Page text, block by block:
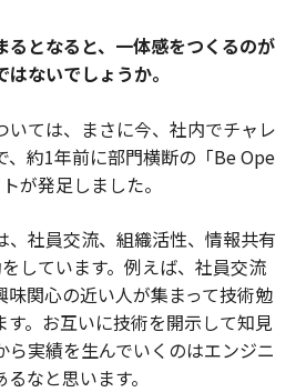
るとなると、一体感をつくるのが
ないでしょうか。
いては、まさに今、社内でチャレ
、約1年前に部門横断の「Be Ope
が発足しました。
、社員交流、組織活性、情報共有
しています。例えば、社員交流
味関心の近い人が集まって技術勉
。お互いに技術を開示して知見
ら実績を生んでいくのはエンジニ
なと思います。